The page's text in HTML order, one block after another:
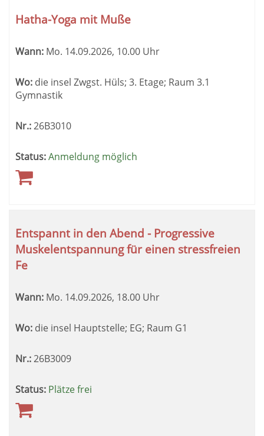
Hatha-Yoga mit Muße
Wann: Mo. 14.09.2026, 10.00 Uhr
Wo: die insel Zwgst. Hüls; 3. Etage; Raum 3.1
Gymnastik
Nr.:26B3010
Status:Anmeldung möglich
Entspannt in den Abend - Progressive
Muskelentspannung für einen stressfreien
Fe
Wann: Mo. 14.09.2026, 18.00 Uhr
Wo: die insel Hauptstelle; EG; Raum G1
Nr.:26B3009
Status: Plätze frei